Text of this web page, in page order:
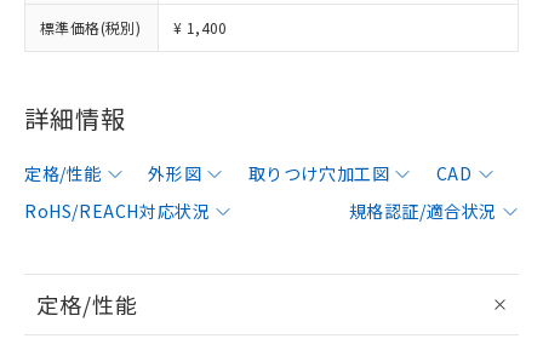
標準価格(税別) ¥ 1,400
詳細情報
定格/性能 外形図 取りつけ穴加工図
CAD
RoHS/REACH対応状況
規格認証/適合状況
定格/性能